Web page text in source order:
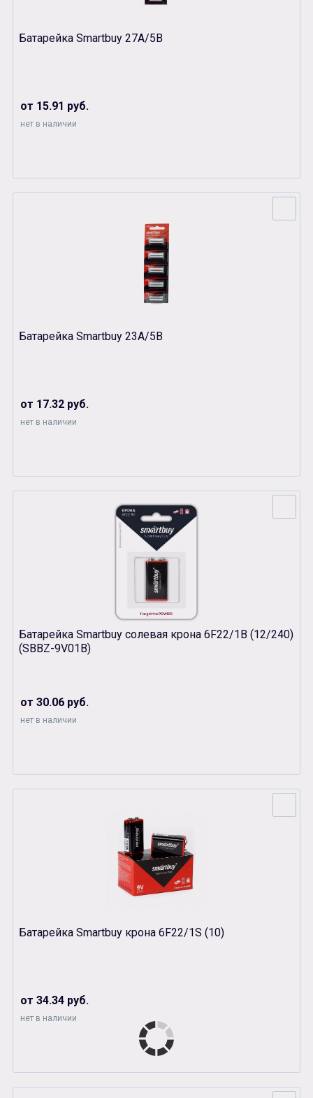
Батарейка Smartbuy 27A/5B
от 15.91 руб.
нет в наличии
Батарейка Smartbuy 23A/5B
от 17.32 руб.
нет в наличии
Батарейка Smartbuy солевая крона 6F22/1B (12/240)
(SBBZ-9V01B)
от 30.06 руб.
нет в наличии
Батарейка Smartbuy крона 6F22/1S (10)
от 34.34 руб.
нет в наличии